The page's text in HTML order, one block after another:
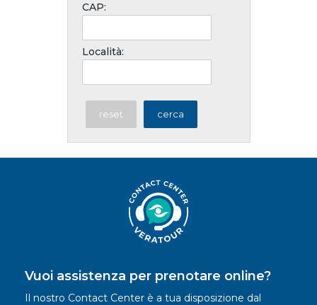
CAP:
Località:
reset cerca
Vuoi assistenza per prenotare online?
Il nostro Contact Center è a tua disposizione dal